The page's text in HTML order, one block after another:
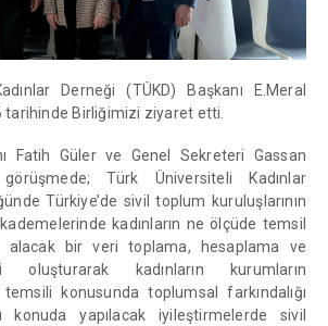
Derneği (TÜKD) Başkanı E.Meral
tarihinde Birliğimizi ziyaret etti.
Fatih Güler ve Genel Sekreteri Gassan
görüşmede; Türk Üniversiteli Kadınlar
Türkiye’de sivil toplum kuruluşlarının
kadınların ne ölçüde temsil
alacak bir veri toplama, hesaplama ve
oluşturarak kadınların kurumların
konusunda toplumsal farkındalığı
yapılacak iyileştirmelerde sivil